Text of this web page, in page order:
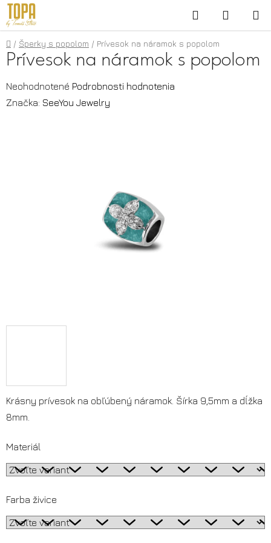
Prejsť
na
obsah
Hľadať
KOŠÍK
Domov
/ Šperky s popolom / Prívesok na náramok s popolom
Krásny prívesok na obľúbený náramok. Šírka 9,5mm a dĺžka
8mm.
Materiál
Farba živice
Prívesok na náramok s popolom
Priemerné
hodnotenie
Neohodnotené Podrobnosti hodnotenia
Značka: SeeYou Jewelry